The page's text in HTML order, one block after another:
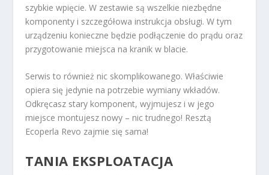
szybkie wpięcie. W zestawie są wszelkie niezbędne
komponenty i szczegółowa instrukcja obsługi. W tym
urządzeniu konieczne będzie podłączenie do prądu oraz
przygotowanie miejsca na kranik w blacie.
Serwis to również nic skomplikowanego. Właściwie
opiera się jedynie na potrzebie wymiany wkładów.
Odkręcasz stary komponent, wyjmujesz i w jego
miejsce montujesz nowy – nic trudnego! Resztą
Ecoperla Revo zajmie się sama!
TANIA EKSPLOATACJA